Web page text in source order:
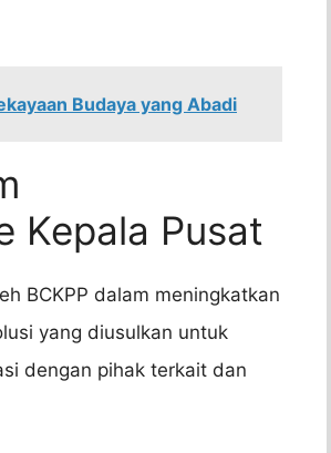
Budaya yang Abadi
Kepala Pusat
BCKPP dalam meningkatkan
yang diusulkan untuk
dengan pihak terkait dan